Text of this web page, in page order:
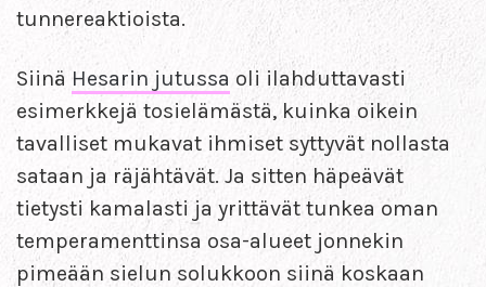
tunnereaktioista.
Siinä Hesarin jutussa oli ilahduttavasti
esimerkkejä tosielämästä, kuinka oikein
tavalliset mukavat ihmiset syttyvät nollasta
sataan ja räjähtävät. Ja sitten häpeävät
tietysti kamalasti ja yrittävät tunkea oman
temperamenttinsa osa-alueet jonnekin
pimeään sielun solukkoon siinä koskaan